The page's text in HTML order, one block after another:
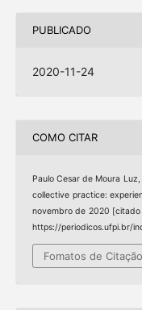
PUBLICADO
2020-11-24
COMO CITAR
Paulo Cesar de Moura
collective practice:
novembro de 2020 [citado
https://periodicos.ufpi.br/
Fomatos de Citação